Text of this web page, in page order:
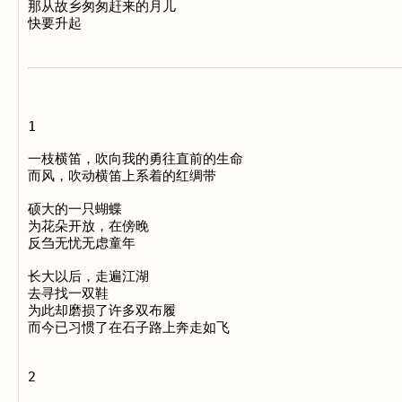
那从故乡匆匆赶来的月儿
1
一枝横笛，吹向我的勇往直前的生命
而风，吹动横笛上系着的红绸带
硕大的一只蝴蝶
为花朵开放，在傍晚
反刍无忧无虑童年
长大以后，走遍江湖
去寻找一双鞋
为此却磨损了许多双布履
而今已习惯了在石子路上奔走如飞
2